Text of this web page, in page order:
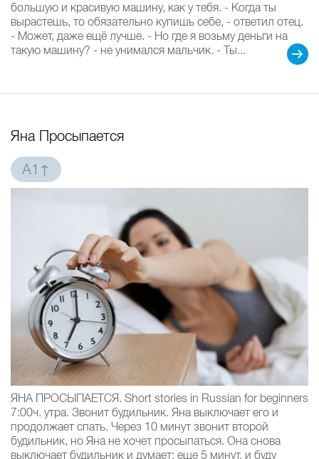
большую и красивую машину, как у тебя. - Когда ты
вырастешь, то обязательно купишь себе, - ответил отец.
- Может, даже ещё лучше. - Но где я возьму деньги на
такую машину? - не унимался мальчик. - Ты...
Яна Просыпается
A1↑
ЯНА ПРОСЫПАЕТСЯ. Short stories in Russian for beginners
7:00ч. утра. Звонит будильник. Яна выключает его и
продолжает спать. Через 10 минут звонит второй
будильник, но Яна не хочет просыпаться. Она снова
выключает будильник и думает: еще 5 минут, и буду